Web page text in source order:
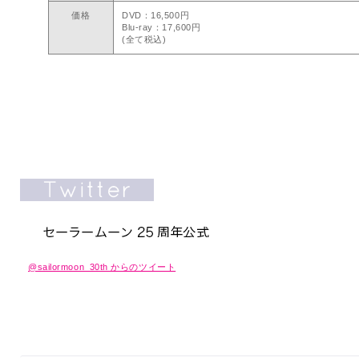
価格
DVD：16,500円
Blu-ray：17,600円
(全て税込)
@sailormoon_30th からのツイート